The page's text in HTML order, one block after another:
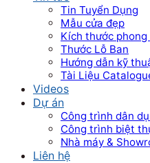
Tin Tuyển Dụng
Mẫu cửa đẹp
Kích thước
Thước Lỗ Ban
Hướng dẫn kỹ
Tài Liệu
Videos
Dự án
Công trình dân
Công trình biệt
Nhà máy &
Liên hệ